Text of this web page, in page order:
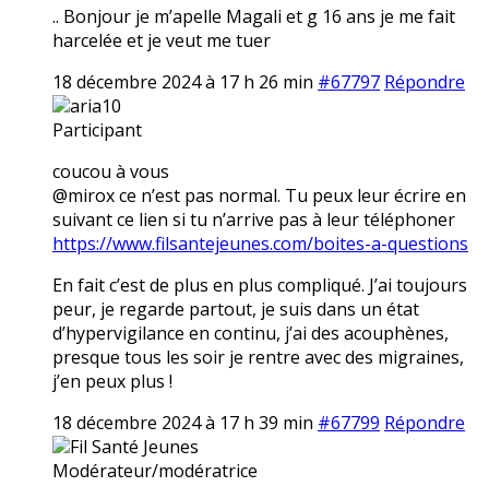
.. Bonjour je m’apelle Magali et g 16 ans je me fait
harcelée et je veut me tuer
18 décembre 2024 à 17 h 26 min #67797 Répondre
aria10
Participant
coucou à vous
@mirox ce n’est pas normal. Tu peux leur écrire en
suivant ce lien si tu n’arrive pas à leur téléphoner
https://www.filsantejeunes.com/boites-a-questions
En fait c’est de plus en plus compliqué. J’ai toujours
peur, je regarde partout, je suis dans un état
d’hypervigilance en continu, j’ai des acouphènes,
presque tous les soir je rentre avec des migraines,
j’en peux plus !
18 décembre 2024 à 17 h 39 min #67799 Répondre
Fil Santé Jeunes
Modérateur/modératrice